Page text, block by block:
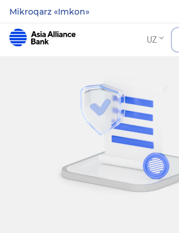
Mikroqarz «Imkon»
UZ